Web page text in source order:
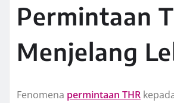
Permintaan
Menjelang
Fenomena permintaan THR